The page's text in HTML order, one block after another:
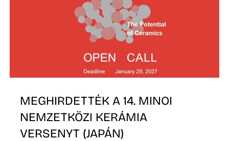
MEGHIRDETTÉK A 14. MINOI
NEMZETKÖZI KERÁMIA
VERSENYT (JAPÁN)